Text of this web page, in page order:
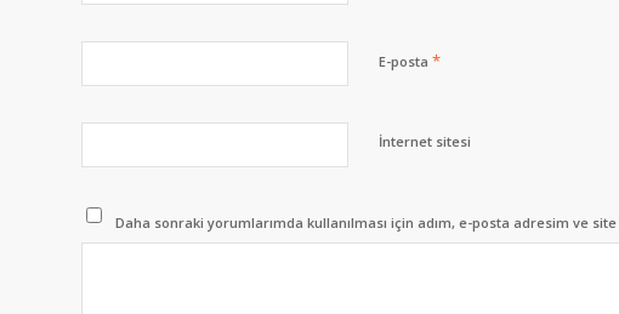
E-posta *
İnternet sitesi
Daha sonraki yorumlarımda kullanılması için adım, e-posta adresim ve